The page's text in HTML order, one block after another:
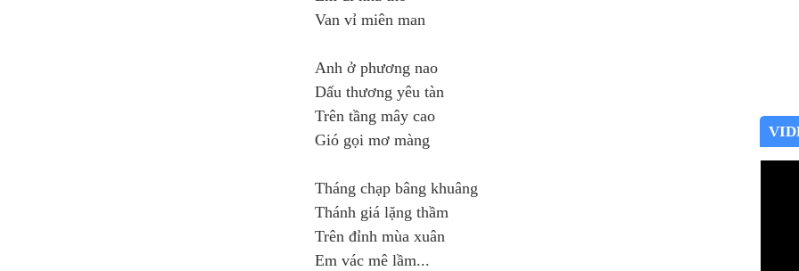
Van vỉ miên man
Anh ở phương nao
Dấu thương yêu tàn
Trên tầng mây cao
Gió gọi mơ màng
Tháng chạp bâng khuâng
Thánh giá lặng thầm
Trên đỉnh mùa xuân
Em vác mê lầm...